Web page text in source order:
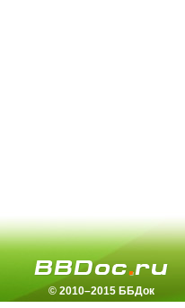
© 2010–2015 ББДок